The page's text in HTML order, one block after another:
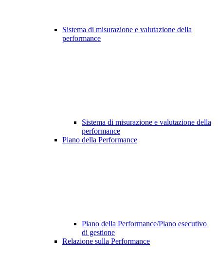
Sistema di misurazione e valutazione della
performance
Sistema di misurazione e valutazione della
performance
Piano della Performance
Piano della Performance/Piano esecutivo
di gestione
Relazione sulla Performance